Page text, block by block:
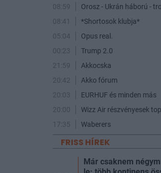
08:59
Orosz - Ukrán háború -
08:41
*Shortosok klubja*
05:04
Opus real.
00:23
Trump 2.0
21:59
Akkocska
20:42
Akko fórum
20:03
EURHUF és minden más
20:00
Wizz Air részvényesek
17:35
Waberers
FRISS HÍREK
Már csaknem